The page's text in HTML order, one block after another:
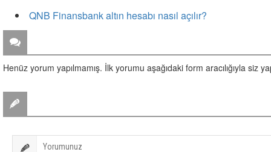
QNB Finansbank altın hesabı nasıl açılır?
Henüz yorum yapılmamış. İlk yorumu aşağıdaki form aracılığıyla siz